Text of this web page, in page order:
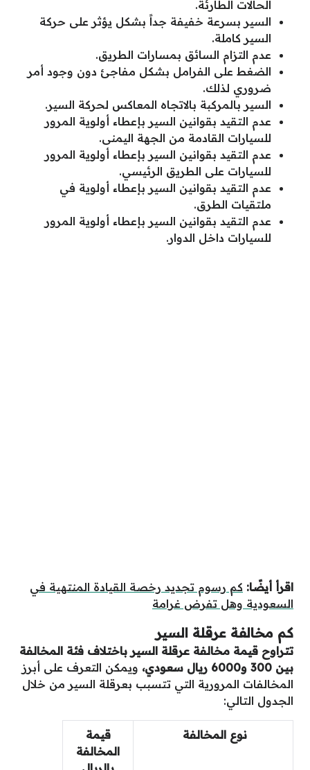
الحالات الطارئة.
السير بسرعة خفيفة جداً بشكل يؤثر على حركة
السير كاملة.
عدم التزام السائق بمسارات الطريق.
الضغط على الفرامل بشكل مفاجئ دون وجود أمر
ضروري لذلك.
السير بالمركبة بالاتجاه المعاكس لحركة السير.
عدم التقيد بقوانين السير بإعطاء أولوية المرور
للسيارات القادمة من الجهة اليمنى.
عدم التقيد بقوانين السير بإعطاء أولوية المرور
للسيارات على الطريق الرئيسي.
عدم التقيد بقوانين السير بإعطاء أولوية في
ملتقيات الطرق.
عدم التقيد بقوانين السير بإعطاء أولوية المرور
للسيارات داخل الدوار.
اقرأ أيضًا: كم رسوم تجديد رخصة القيادة المنتهية في
السعودية وهل تفرض غرامة
كم مخالفة عرقلة السير
تتراوح قيمة مخالفة عرقلة السير باختلاف فئة المخالفة
بين 300 و6000 ريال سعودي،
ويمكن التعرف على أبرز
المخالفات المرورية التي تتسبب بعرقلة السير من خلال
الجدول التالي:
نوع المخالفة
قيمة
المخالفة